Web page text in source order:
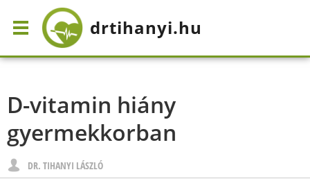
drtihanyi.hu
D-vitamin hiány
gyermekkorban
DR. TIHANYI LÁSZLÓ